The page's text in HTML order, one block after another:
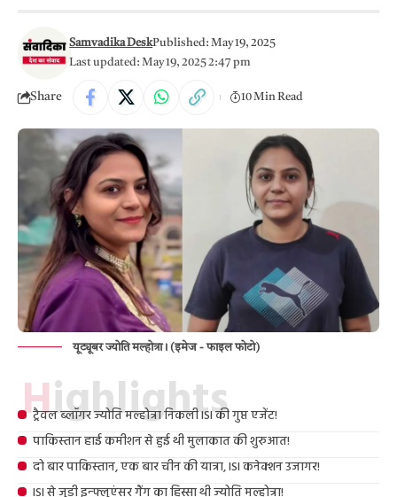
Last updated: May 19, 2025 2:47 pm
Samvadika DeskPublished: May 19, 2025
Share 10 Min Read
यूट्यूबर ज्योति मल्होत्रा। (इमेज - फाइल फोटो)
Highlights
ट्रैवल ब्लॉगर ज्योति मल्होत्रा निकली ISI की गुप्त एजेंट!
पाकिस्तान हाई कमीशन से हुई थी मुलाकात की शुरुआत!
दो बार पाकिस्तान, एक बार चीन की यात्रा, ISI कनेक्शन उजागर!
ISI से जुड़ी इन्फ्लुएंसर गैंग का हिस्सा थी ज्योति मल्होत्रा!